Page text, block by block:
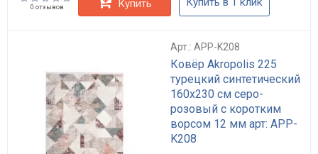
0 отзывов Купить
Арт.: APP-K208
Ковёр Akropolis 225
турецкий синтетический
160x230 см серо-
розовый с коротким
ворсом 12 мм арт: APP-
K208